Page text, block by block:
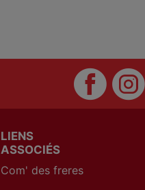
LIENS
ASSOCIÉS
Com' des freres